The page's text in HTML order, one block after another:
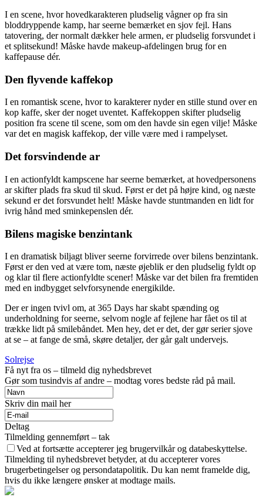
I en scene, hvor hovedkarakteren pludselig vågner op fra sin
bloddryppende kamp, har seerne bemærket en sjov fejl. Hans
tatovering, der normalt dækker hele armen, er pludselig forsvundet i
et splitsekund! Måske havde makeup-afdelingen brug for en
kaffepause dér.
Den flyvende kaffekop
I en romantisk scene, hvor to karakterer nyder en stille stund over en
kop kaffe, sker der noget uventet. Kaffekoppen skifter pludselig
position fra scene til scene, som om den havde sin egen vilje! Måske
var det en magisk kaffekop, der ville være med i rampelyset.
Det forsvindende ar
I en actionfyldt kampscene har seerne bemærket, at hovedpersonens
ar skifter plads fra skud til skud. Først er det på højre kind, og næste
sekund er det forsvundet helt! Måske havde stuntmanden en lidt for
ivrig hånd med sminkepenslen dér.
Bilens magiske benzintank
I en dramatisk biljagt bliver seerne forvirrede over bilens benzintank.
Først er den ved at være tom, næste øjeblik er den pludselig fyldt op
og klar til flere actionfyldte scener! Måske var det bilen fra fremtiden
med en indbygget selvforsynende energikilde.
Der er ingen tvivl om, at 365 Days har skabt spænding og
underholdning for seerne, selvom nogle af fejlene har fået os til at
trække lidt på smilebåndet. Men hey, det er det, der gør serier sjove
at se – at fange de små, skøre detaljer, der går galt undervejs.
Solrejse
Få nyt fra os – tilmeld dig nyhedsbrevet
Gør som tusindvis af andre – modtag vores bedste råd på mail.
Skriv din mail her
Deltag
Tilmelding gennemført – tak
Ved at fortsætte accepterer jeg brugervilkår og databeskyttelse.
Tilmelding til nyhedsbrevet betyder, at du accepterer vores
brugerbetingelser og persondatapolitik. Du kan nemt framelde dig,
hvis du ikke længere ønsker at modtage mails.